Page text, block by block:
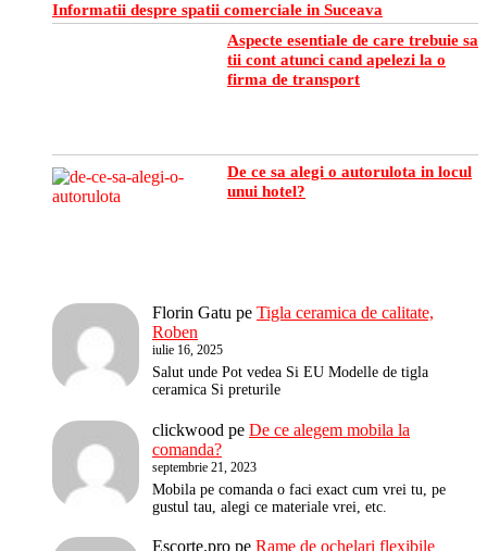
Informatii despre spatii comerciale in Suceava
Aspecte esentiale de care trebuie sa
tii cont atunci cand apelezi la o
firma de transport
De ce sa alegi o autorulota in locul
unui hotel?
Florin Gatu pe Tigla ceramica de calitate,
Roben
iulie 16, 2025
Salut unde Pot vedea Si EU Modelle de tigla
ceramica Si preturile
clickwood pe De ce alegem mobila la
comanda?
septembrie 21, 2023
Mobila pe comanda o faci exact cum vrei tu, pe
gustul tau, alegi ce materiale vrei, etc.
Escorte.pro pe Rame de ochelari flexibile